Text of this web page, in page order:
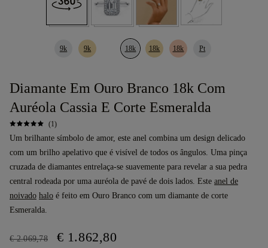
9k 9k 18k 18k 18k Pt
Diamante Em Ouro Branco 18k Com
Auréola Cassia E Corte Esmeralda
(1)
Um brilhante símbolo de amor, este anel combina um design delicado
com um brilho apelativo que é visível de todos os ângulos. Uma pinça
cruzada de diamantes entrelaça-se suavemente para revelar a sua pedra
central rodeada por uma auréola de pavé de dois lados. Este anel de
noivado halo é feito em Ouro Branco com um diamante de corte
Esmeralda.
€ 2.069,78 € 1.862,80